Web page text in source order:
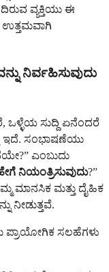
ವ್ಯಕ್ತಿಯು ಈ
ಉತ್ತಮವಾಗಿ
ನಿರ್ವಹಿಸುವುದು
ಒಳ್ಳೆಯ ಸುದ್ದಿ ಏನೆಂದರೆ
ಇದೆ. ಸಂಭಾಷಣೆಯು
ಎಂಬುದು
ನಿಯಂತ್ರಿಸುವುದು?”
ಮಾನಸಿಕ ಮತ್ತು ದೈಹಿಕ
ನೀಡುತ್ತವೆ.
ಪ್ರಾಯೋಗಿಕ ಸಲಹೆಗಳು